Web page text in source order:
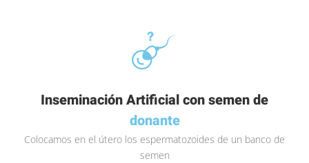
Inseminación Artificial con semen de
donante
Colocamos en el útero los espermatozoides de un banco de
semen